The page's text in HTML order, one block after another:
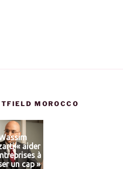
MOROCCO
« aider
à
un cap »